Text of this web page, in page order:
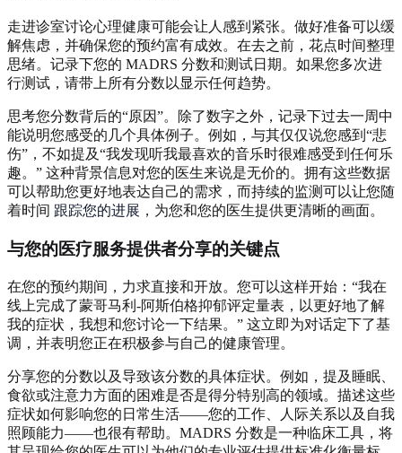
走进诊室讨论心理健康可能会让人感到紧张。做好准备可以缓
解焦虑，并确保您的预约富有成效。在去之前，花点时间整理
思绪。记录下您的 MADRS 分数和测试日期。如果您多次进
行测试，请带上所有分数以显示任何趋势。
思考您分数背后的“原因”。除了数字之外，记录下过去一周中
能说明您感受的几个具体例子。例如，与其仅仅说您感到“悲
伤”，不如提及“我发现听我最喜欢的音乐时很难感受到任何乐
趣。” 这种背景信息对您的医生来说是无价的。拥有这些数据
可以帮助您更好地表达自己的需求，而持续的监测可以让您随
着时间 跟踪您的进展 ，为您和您的医生提供更清晰的画面。
与您的医疗服务提供者分享的关键点
在您的预约期间，力求直接和开放。您可以这样开始：“我在
线上完成了蒙哥马利-阿斯伯格抑郁评定量表，以更好地了解
我的症状，我想和您讨论一下结果。” 这立即为对话定下了基
调，并表明您正在积极参与自己的健康管理。
分享您的分数以及导致该分数的具体症状。例如，提及睡眠、
食欲或注意力方面的困难是否是得分特别高的领域。描述这些
症状如何影响您的日常生活——您的工作、人际关系以及自我
照顾能力——也很有帮助。MADRS 分数是一种临床工具，将